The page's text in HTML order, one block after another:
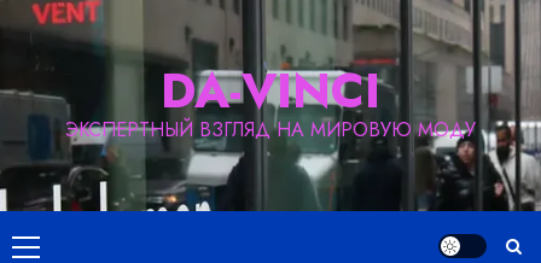
Skip
content
DA-VINCI
ЭКСПЕРТНЫЙ ВЗГЛЯД НА МИРОВУЮ МОДУ
Primary